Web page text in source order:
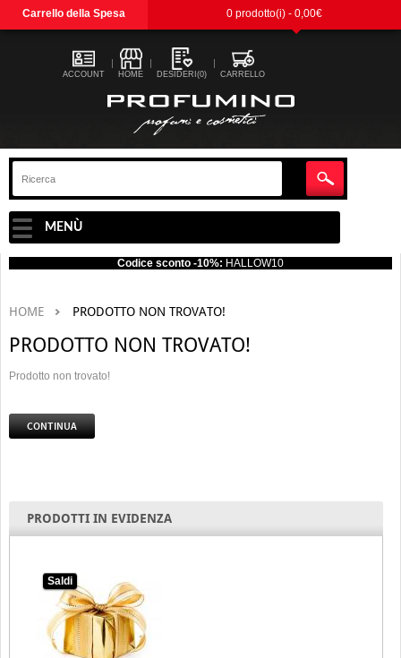
Carrello della Spesa 0 prodotto(i) - 0,00€
ACCOUNT HOME DESIDERI(0) CARRELLO
MENÙ
Codice sconto -10%: HALLOW10
HOME PRODOTTO NON TROVATO!
PRODOTTO NON TROVATO!
Prodotto non trovato!
CONTINUA
PRODOTTI IN EVIDENZA
Saldi